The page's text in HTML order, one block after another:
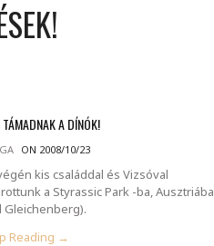
TÁMADNAK A DÍNÓK!
ON 2008/10/23
kis családdal és Vizsóval
a Styrassic Park -ba, Ausztriába
Gleichenberg).
Reading →